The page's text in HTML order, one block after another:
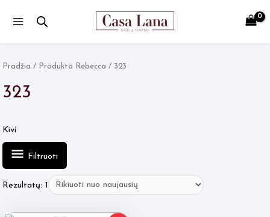
Pradžia / Produkto Rebecca / 323
323
Kivi
Filtruoti
Rezultatų: 1